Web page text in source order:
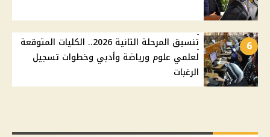
6
تنسيق المرحلة الثانية 2026.. الكليات المتوقعة
لعلمي علوم ورياضة وأدبي وخطوات تسجيل
الرغبات